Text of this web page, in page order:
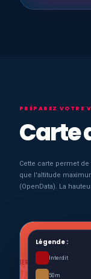
PRÉPAREZ VOTRE
Carte
Cette carte permet
que l'altitude
(OpenData). La
Légende :
Interdit
50m